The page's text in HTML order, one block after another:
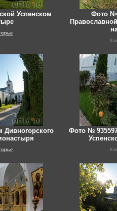
Успенском
Фото №
Фото №